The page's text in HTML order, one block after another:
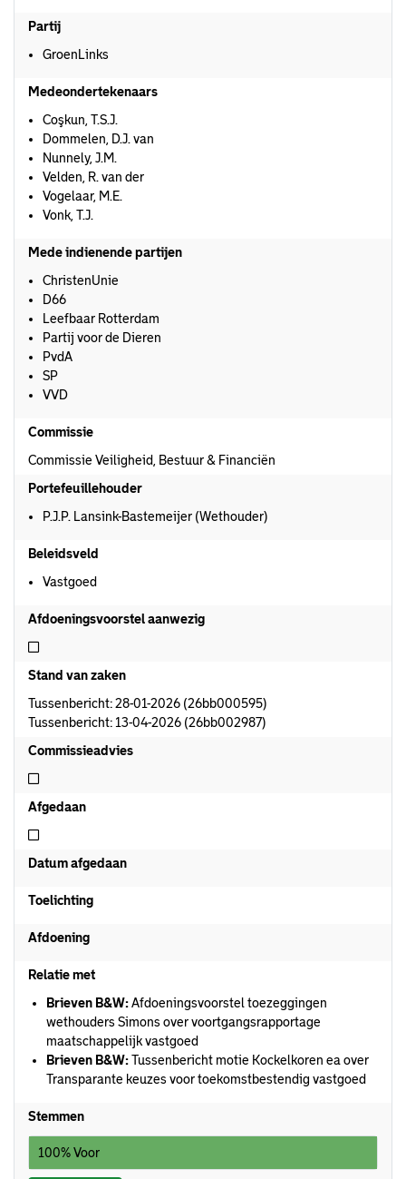
Partij
GroenLinks
Medeondertekenaars
Coşkun, T.S.J.
Dommelen, D.J. van
Nunnely, J.M.
Velden, R. van der
Vogelaar, M.E.
Vonk, T.J.
Mede indienende partijen
ChristenUnie
D66
Leefbaar Rotterdam
Partij voor de Dieren
PvdA
SP
VVD
Commissie
Commissie Veiligheid, Bestuur & Financiën
Portefeuillehouder
P.J.P. Lansink-Bastemeijer (Wethouder)
Beleidsveld
Vastgoed
Afdoeningsvoorstel aanwezig
Niet afdoeningsvoorstel aanwezig
Stand van zaken
Tussenbericht: 28-01-2026 (26bb000595)
Tussenbericht: 13-04-2026 (26bb002987)
Commissieadvies
Niet commissieadvies
Afgedaan
Niet afgedaan
Datum afgedaan
Toelichting
Afdoening
Relatie met
Brieven B&W:Afdoeningsvoorstel toezeggingen
wethouders Simons over voortgangsrapportage
maatschappelijk vastgoed
Brieven B&W:Tussenbericht motie Kockelkoren ea over
Transparante keuzes voor toekomstbestendig vastgoed
Stemmen
100% Voor